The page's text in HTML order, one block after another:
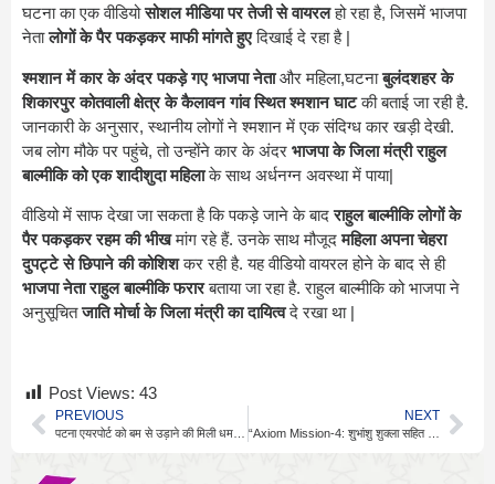
घटना का एक वीडियोसोशल मीडिया पर तेजी से वायरलहो रहा है, जिसमें भाजपा
नेतालोगों के पैर पकड़कर माफी मांगते हुएदिखाई दे रहा है |
श्मशान में कार के अंदर पकड़े गए भाजपा नेताऔर महिला,घटनाबुलंदशहर के
शिकारपुर कोतवाली क्षेत्र के कैलावन गांव स्थित श्मशान घाटकी बताई जा रही है.
जानकारी के अनुसार, स्थानीय लोगों ने श्मशान में एक संदिग्ध कार खड़ी देखी.
जब लोग मौके पर पहुंचे, तो उन्होंने कार के अंदर भाजपा के जिला मंत्री राहुल
बाल्मीकि को एक शादीशुदा महिलाके साथ अर्धनग्न अवस्था में पाया|
वीडियो में साफ देखा जा सकता है कि पकड़े जाने के बादराहुल बाल्मीकि लोगों के
पैर पकड़कर रहम की भीखमांग रहे हैं. उनके साथ मौजूदमहिला अपना चेहरा
दुपट्टे से छिपाने की कोशिशकर रही है. यह वीडियो वायरल होने के बाद से ही
भाजपा नेता राहुल बाल्मीकि फरारबताया जा रहा है. राहुल बाल्मीकि को भाजपा ने
अनुसूचितजाति मोर्चा के जिला मंत्री का दायित्वदे रखा था |
Post Views: 43
PREVIOUS NEXT